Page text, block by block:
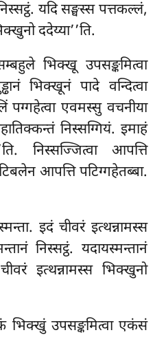
यदि सङ्घस्स पत्तकल्लं,
ददेय्या’’ति.
भिक्खू उपसङ्कमित्वा
भिक्खूनं पादे वन्दित्वा
पग्गहेत्वा एवमस्सु वचनीया
निस्सग्गियं. इमाहं
निस्सज्जित्वा आपत्ति
आपत्ति पटिग्गहेतब्बा.
इदं चीवरं इत्थन्नामस्स
निस्सट्ठं. यदायस्मन्तानं
इत्थन्नामस्स भिक्खुनो
उपसङ्कमित्वा एकंसं